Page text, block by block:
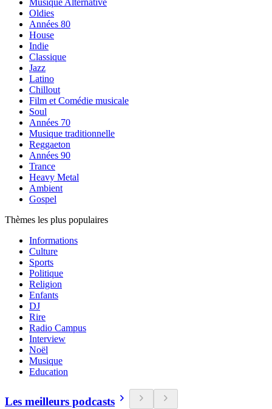
Musique Alternative
Oldies
Années 80
House
Indie
Classique
Jazz
Latino
Chillout
Film et Comédie musicale
Soul
Années 70
Musique traditionnelle
Reggaeton
Années 90
Trance
Heavy Metal
Ambient
Gospel
Thèmes les plus populaires
Informations
Culture
Sports
Politique
Religion
Enfants
DJ
Rire
Radio Campus
Interview
Noël
Musique
Education
Les meilleurs podcasts